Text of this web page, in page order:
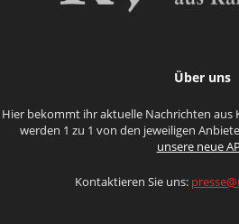
Über uns
Hier bekommt ihr aktuelle Nachrichten aus
werden 1 zu 1 von den jeweiligen
unsere neue
Kontaktieren Sie uns: